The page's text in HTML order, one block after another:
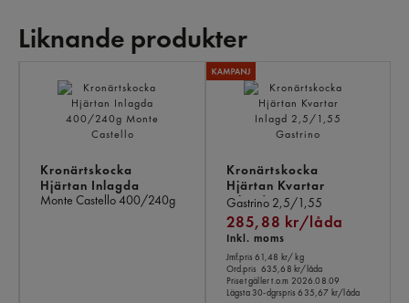
Liknande produkter
Kronärtskocka
Hjärtan Inlagda
Monte Castello400/240g
Kronärtskocka
Hjärtan Kvartar
Inlagd
Gastrino 2,5/1,55
285,88 kr/låda
Inkl. moms
Jmf.pris 61,48 kr/ kg
Ord.pris 635,68 kr/låda
Priset gäller t.o.m 2026.08.09
Lägsta 30-dgrspris 635,67 kr/låda